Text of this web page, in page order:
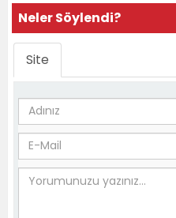
Neler Söylendi?
Site